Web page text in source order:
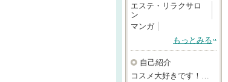
エステ・リラクサロ
ン
マンガ
もっとみる
自己紹介
コスメ大好きです！…